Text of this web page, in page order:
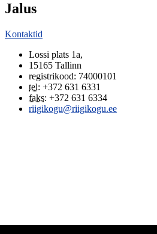
Jalus
Kontaktid
Lossi plats 1a,
15165 Tallinn
registrikood: 74000101
tel: +372 631 6331
faks: +372 631 6334
riigikogu@riigikogu.ee